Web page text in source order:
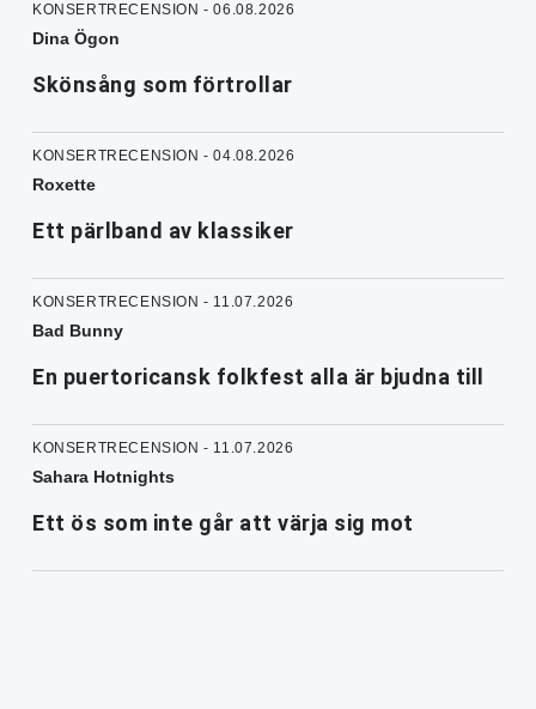
KONSERTRECENSION - 06.08.2026
Dina Ögon
Skönsång som förtrollar
KONSERTRECENSION - 04.08.2026
Roxette
Ett pärlband av klassiker
KONSERTRECENSION - 11.07.2026
Bad Bunny
En puertoricansk folkfest alla är bjudna till
KONSERTRECENSION - 11.07.2026
Sahara Hotnights
Ett ös som inte går att värja sig mot